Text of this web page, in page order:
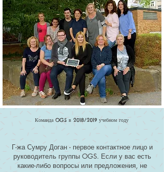
Команда OGS в 2018/2019 учебном году
Г-жа Сумру Доган - первое контактное лицо и
руководитель группы OGS. Если у вас есть
какие-либо вопросы или предложения, не